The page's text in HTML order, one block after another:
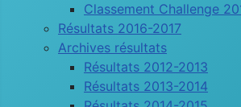
Classement Challenge
Résultats 2016-2017
Archives résultats
Résultats 2012-2013
Résultats 2013-2014